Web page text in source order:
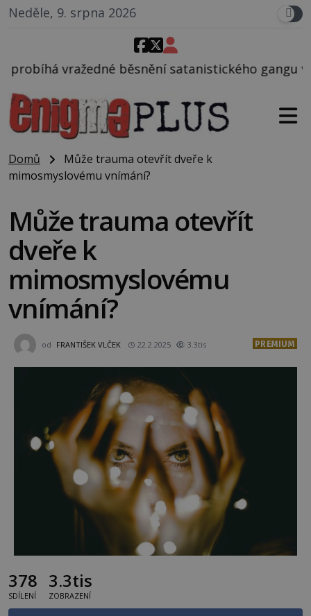
Neděle, 9. srpna 2026
satanistického gangu vedeného Charlesem
Domů
Může trauma otevřít dveře k
mimosmyslovému vnímání?
Může trauma otevřít
dveře k
mimosmyslovému
vnímání?
od FRANTIŠEK VLČEK 22.2.2025 3.3tis PREMIUM
378
SDÍLENÍ
3.3tis
ZOBRAZENÍ